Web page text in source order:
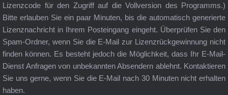
Lizenzcode für den Zugriff auf die Vollversion des Programms.)
Bitte erlauben Sie ein paar Minuten, bis die automatisch generierte
Lizenznachricht in Ihrem Posteingang eingeht. Überprüfen Sie den
Spam-Ordner, wenn Sie die E-Mail zur Lizenzrückgewinnung nicht
finden können. Es besteht jedoch die Möglichkeit, dass Ihr E-Mail-
Dienst Anfragen von unbekannten Absendern ablehnt. Kontaktieren
Sie uns gerne, wenn Sie die E-Mail nach 30 Minuten nicht erhalten
haben.